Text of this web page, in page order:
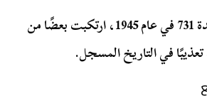
لكن قبل تفكيك الوحدة 731 في عام 1945، ارتكبت بعضًا من
في التاريخ المسجل.